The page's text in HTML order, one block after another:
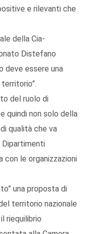
e rilevanti che
della Cia-
Distefano
deve essere una
del ruolo di
quindi non solo della
qualità che va
con le organizzazioni
una proposta di
territorio nazionale
riequilibrio